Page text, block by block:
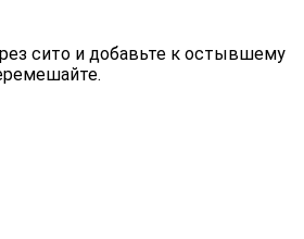
сито и добавьте к остывшему